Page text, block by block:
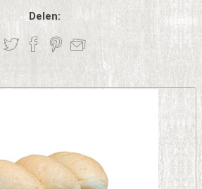
Delen: